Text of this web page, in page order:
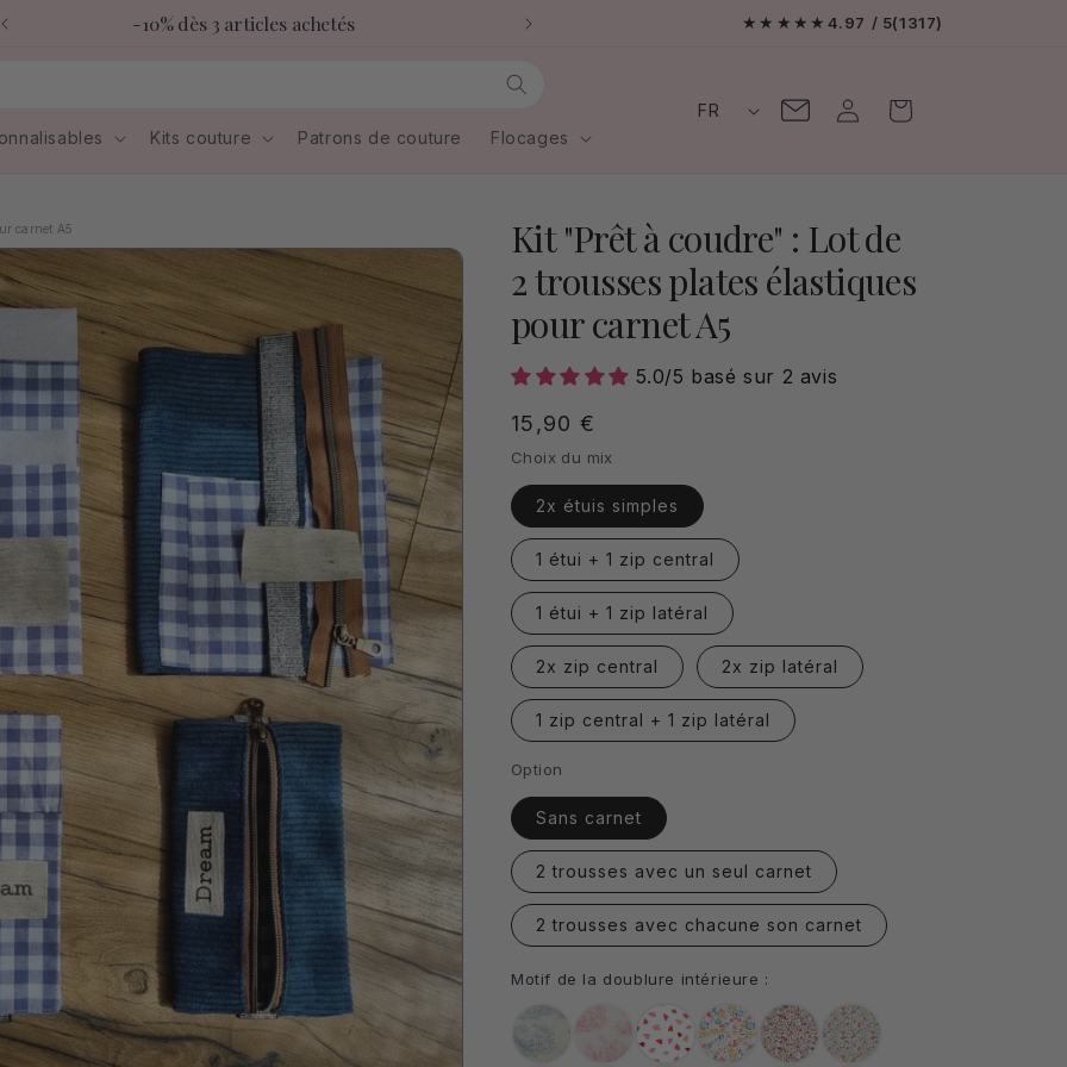
-10% dès 3 articles achetés Livraison offerte en France
★★★★★ 4.97 / 5(1317)
Kits couture Patrons de couture Flocages
L
g
u
e
FR
Contactez-
ConnexionPanier
carnet A5
Kit "Prêt à coudre" : Lot de
2 trousses plates élastiques
pour carnet A5
5.0/5 basé sur 2 avis
Prix
habituel
15,90 €
Choix du mix
2x étuis simples
1 étui + 1 zip central
1 étui + 1 zip latéral
2x zip central 2x zip latéral
1 zip central + 1 zip latéral
Option
Sans carnet
2 trousses avec un seul carnet
2 trousses avec chacune son carnet
Motif de la doublure intérieure :
rouge
Cœurs Bridget Liberty Fleurette